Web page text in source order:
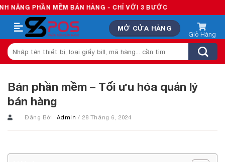
Skip
to
content
MỀM BÁN HÀNG - CHỈ VỚI 3 BƯỚC
MỞ CỬA HÀNG
Tìm
kiếm:
Bán phần mềm – Tối ưu hóa quản lý
bán hàng
Đăng Bởi: Admin/ 28 Tháng 6, 2024